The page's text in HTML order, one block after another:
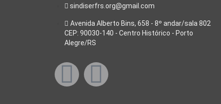
sindiserfrs.org@gmail.com
Avenida Alberto Bins, 658 - 8º andar/sala 802
CEP: 90030-140 - Centro Histórico - Porto
Alegre/RS